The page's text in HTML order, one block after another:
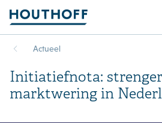
Actueel
Initiatiefnota:
marktwering in